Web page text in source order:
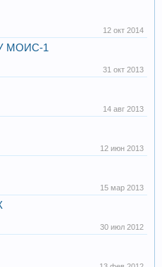
12 окт 2014
МОИС-1
31 окт 2013
14 авг 2013
12 июн 2013
15 мар 2013
30 июл 2012